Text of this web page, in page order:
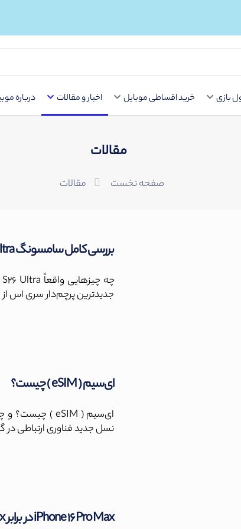
بازی خرید اقساطی موبایل اخبار و مقالات درباره
مقالات
صفحه نخست مقالات
بررسی کامل سامسونگ Galaxy S26 Ultra
جدیدترین پرچم‌دار سری اس
ای‌سیم ( eSIM ) چیست؟
نسل جدید فناوری ارتباطی
iPhone 16 Pro Max در برابر iPhone 17 Pro Max